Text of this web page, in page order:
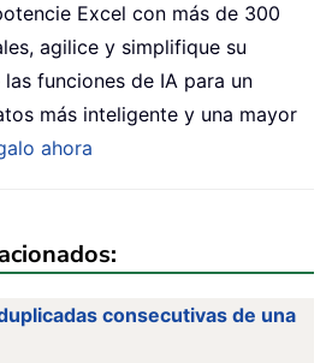
Excel con más de 300
agilice y simplifique su
funciones de IA para un
más inteligente y una mayor
ahora
consecutivas de una